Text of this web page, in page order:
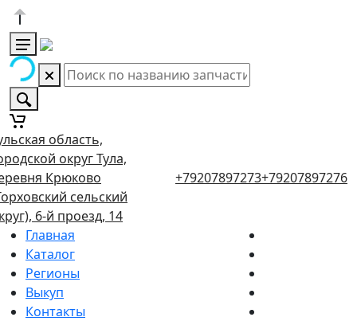
область,
округ Тула,
Крюково
сельский
6-й проезд, 14
+79207897273+79207897276
Главная
Каталог
Регионы
Выкуп
Контакты